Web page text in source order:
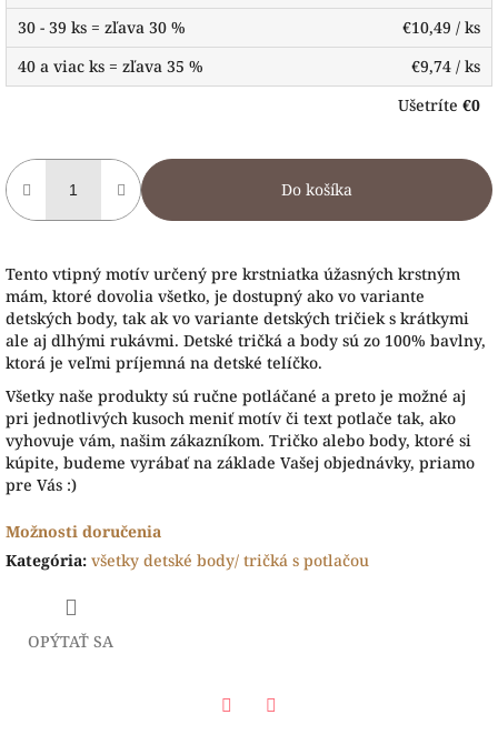
30 - 39 ks = zľava 30 %
€10,49 / ks
40 a viac ks = zľava 35 %
€9,74 / ks
Ušetríte €0
Do košíka
Tento vtipný motív určený pre krstniatka úžasných krstným
mám, ktoré dovolia všetko, je dostupný ako vo variante
detských body, tak ak vo variante detských tričiek s krátkymi
ale aj dlhými rukávmi. Detské tričká a body sú zo 100% bavlny,
ktorá je veľmi príjemná na detské telíčko.
Všetky naše produkty sú ručne potláčané a preto je možné aj
pri jednotlivých kusoch meniť motív či text potlače tak, ako
vyhovuje vám, našim zákazníkom. Tričko alebo body, ktoré si
kúpite, budeme vyrábať na základe Vašej objednávky, priamo
pre Vás :)
Možnosti doručenia
Kategória: všetky detské body/ tričká s potlačou
OPÝTAŤ SA